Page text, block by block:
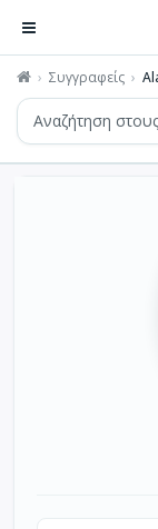
Συγγραφείς